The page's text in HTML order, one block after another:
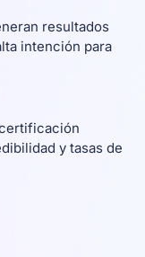
resultados
intención para
y tasas de